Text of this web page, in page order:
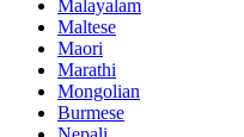
Malayalam
Maltese
Maori
Marathi
Mongolian
Burmese